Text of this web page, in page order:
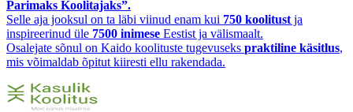
Parimaks Koolitajaks”.
Selle aja jooksul on ta läbi viinud enam kui 750 koolitust ja
inspireerinud üle 7500 inimese Eestist ja välismaalt.
Osalejate sõnul on Kaido koolituste tugevuseks praktiline käsitlus,
mis võimaldab õpitut kiiresti ellu rakendada.